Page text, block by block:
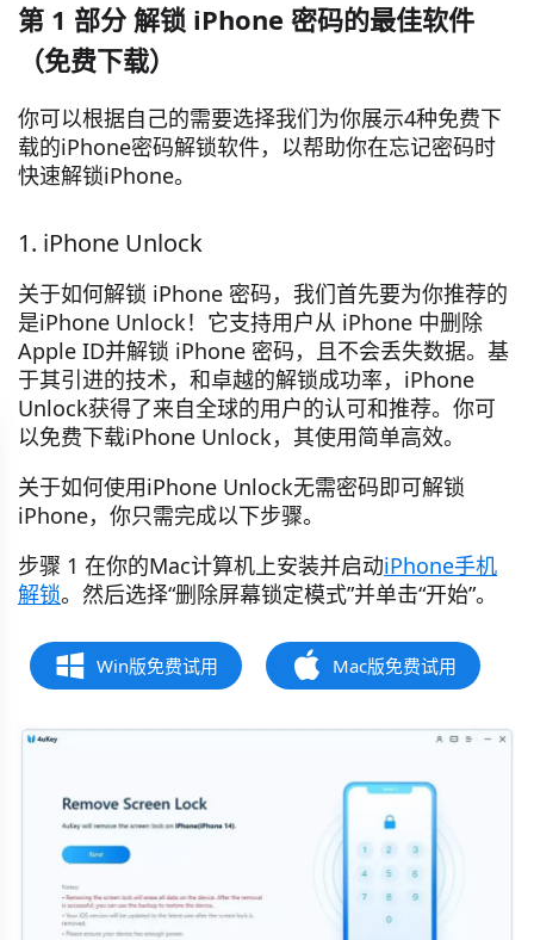
第 1 部分 解锁 iPhone 密码的最佳软件
（免费下载）
你可以根据自己的需要选择我们为你展示4种免费下
载的iPhone密码解锁软件，以帮助你在忘记密码时
快速解锁iPhone。
1. iPhone Unlock
关于如何解锁 iPhone 密码，我们首先要为你推荐的
是iPhone Unlock！它支持用户从 iPhone 中删除
Apple ID并解锁 iPhone 密码，且不会丢失数据。基
于其引进的技术，和卓越的解锁成功率，iPhone
Unlock获得了来自全球的用户的认可和推荐。你可
以免费下载iPhone Unlock，其使用简单高效。
关于如何使用iPhone Unlock无需密码即可解锁
iPhone，你只需完成以下步骤。
步骤 1 在你的Mac计算机上安装并启动iPhone手机
解锁。然后选择“删除屏幕锁定模式”并单击“开始”。
Win版免费试用 Mac版免费试用